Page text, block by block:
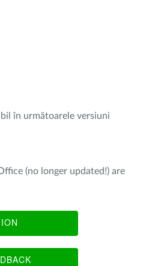
în următoarele versiuni
(no longer updated!) are